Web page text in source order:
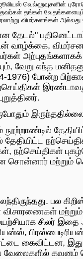
வெல்ஹவுசனின்
தங்கள்
விமர்சனங்கள்
தேடல்"
வாழ்க்கை,
வேறு எந்த
1976) போன்ற
தேதியிட்ட
நற்செய்திகள்
மற்றும்
பல
விசாரணைகள்
சிலர்
கைவிட்டன,
கவனம்